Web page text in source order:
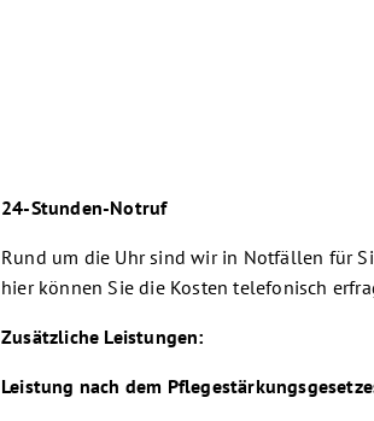
24-Stunden-Notruf
Rund um die Uhr sind wir in Notfällen für
hier können Sie die Kosten telefonisch
Zusätzliche Leistungen:
Leistung nach dem